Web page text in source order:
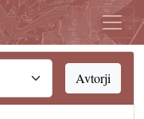
Avtorji